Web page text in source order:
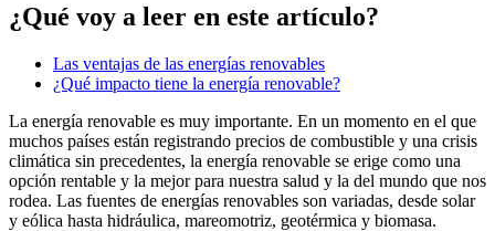
¿Qué voy a leer en este artículo?
Las ventajas de las energías renovables
¿Qué impacto tiene la energía renovable?
La energía renovable es muy importante. En un momento en el que
muchos países están registrando precios de combustible y una crisis
climática sin precedentes, la energía renovable se erige como una
opción rentable y la mejor para nuestra salud y la del mundo que nos
rodea. Las fuentes de energías renovables son variadas, desde solar
y eólica hasta hidráulica, mareomotriz, geotérmica y biomasa.